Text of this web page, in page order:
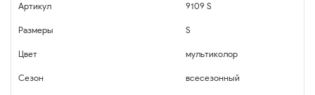
Артикул 9109 S
Размеры S
Цвет мультиколор
Сезон всесезонный